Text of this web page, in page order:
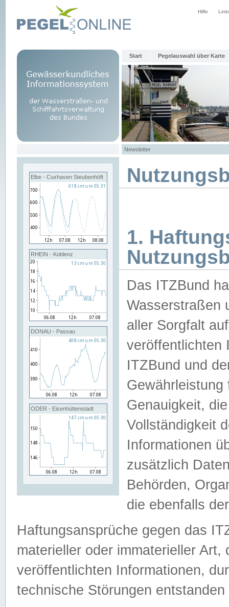
Hilfe
Start Pegelauswahl über Karte
Newsletter
Elbe - Cuxhaven Steubenhöft
RHEIN - Koblenz
DONAU - Passau
ODER - Eisenhüttenstadt
1.
Das ITZBund
Wasserstraßen
aller Sorgfalt
veröffentlichten
ITZBund und
Genauigkeit,
Vollständigkeit
Informationen
zusätzlich
Behörden,
die ebenfalls
Haftungsansprüche gegen das
materieller oder immaterieller
veröffentlichten Informationen,
technische Störungen